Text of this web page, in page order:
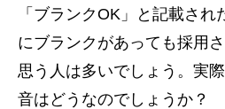
「ブランクOK」と記載さ
にブランクがあっても採用
思う人は多いでしょう。実
音はどうなのでしょうか？